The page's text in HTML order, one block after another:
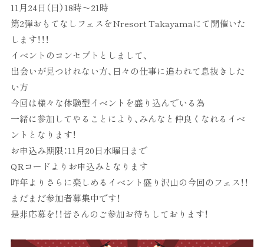
11月24日（日）18時～21時
第2弾おもてなしフェスをNresort Takayamaにて開催いた
します！！！
イベントのコンセプトとしまして、
出会いが見つけれない方、日々の仕事に追われて息抜きした
い方
今回は様々な体験型イベントを盛り込んでいる為
一緒に参加してやることにより、みんなと仲良くなれるイベ
ントとなります！
お申込み期限：11月20日水曜日まで
QRコードよりお申込みとなります
昨年よりさらに楽しめるイベント盛り沢山の今回のフェス！！
まだまだ参加者募集中です！
是非応募を！！皆さんのご参加お待ちしております！